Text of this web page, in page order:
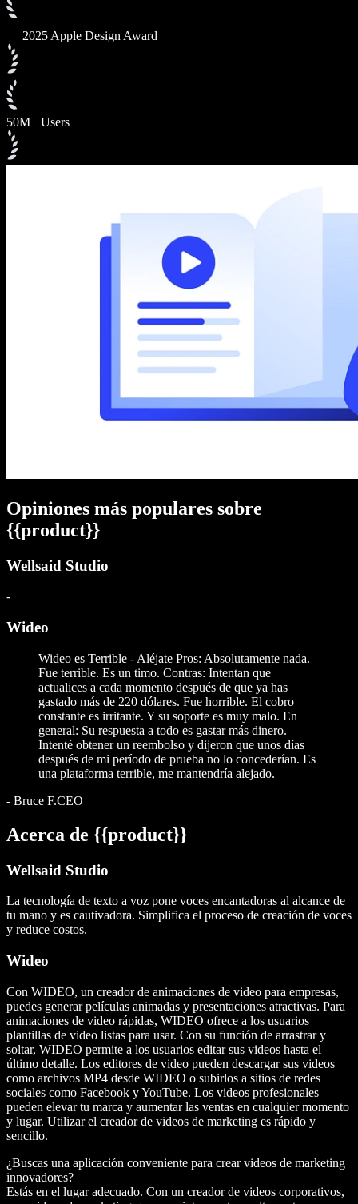
2025 Apple Design Award
50M+ Users
Opiniones más populares sobre
{{product}}
Wellsaid Studio
-
Wideo
Wideo es Terrible - Aléjate Pros: Absolutamente nada.
Fue terrible. Es un timo. Contras: Intentan que
actualices a cada momento después de que ya has
gastado más de 220 dólares. Fue horrible. El cobro
constante es irritante. Y su soporte es muy malo. En
general: Su respuesta a todo es gastar más dinero.
Intenté obtener un reembolso y dijeron que unos días
después de mi período de prueba no lo concederían. Es
una plataforma terrible, me mantendría alejado.
- Bruce F.CEO
Acerca de {{product}}
Wellsaid Studio
La tecnología de texto a voz pone voces encantadoras al alcance de
tu mano y es cautivadora. Simplifica el proceso de creación de voces
y reduce costos.
Wideo
Con WIDEO, un creador de animaciones de video para empresas,
puedes generar películas animadas y presentaciones atractivas. Para
animaciones de video rápidas, WIDEO ofrece a los usuarios
plantillas de video listas para usar. Con su función de arrastrar y
soltar, WIDEO permite a los usuarios editar sus videos hasta el
último detalle. Los editores de video pueden descargar sus videos
como archivos MP4 desde WIDEO o subirlos a sitios de redes
sociales como Facebook y YouTube. Los videos profesionales
pueden elevar tu marca y aumentar las ventas en cualquier momento
y lugar. Utilizar el creador de videos de marketing es rápido y
sencillo.
¿Buscas una aplicación conveniente para crear videos de marketing
innovadores?
Estás en el lugar adecuado. Con un creador de videos corporativos,